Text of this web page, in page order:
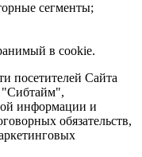
сегменты;
в cookie.
посетителей Сайта
"Сибтайм",
информации и
обязательств,